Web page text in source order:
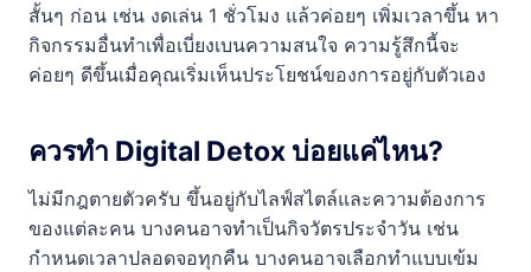
สั้นๆ ก่อน เช่น งดเล่น 1 ชั่วโมง แล้วค่อยๆ เพิ่มเวลาขึ้น หา
กิจกรรมอื่นทำเพื่อเบี่ยงเบนความสนใจ ความรู้สึกนี้จะ
ค่อยๆ ดีขึ้นเมื่อคุณเริ่มเห็นประโยชน์ของการอยู่กับตัวเอง
ควรทำ Digital Detox บ่อยแค่ไหน?
ไม่มีกฎตายตัวครับ ขึ้นอยู่กับไลฟ์สไตล์และความต้องการ
ของแต่ละคน บางคนอาจทำเป็นกิจวัตรประจำวัน เช่น
กำหนดเวลาปลอดจอทุกคืน บางคนอาจเลือกทำแบบเข้ม